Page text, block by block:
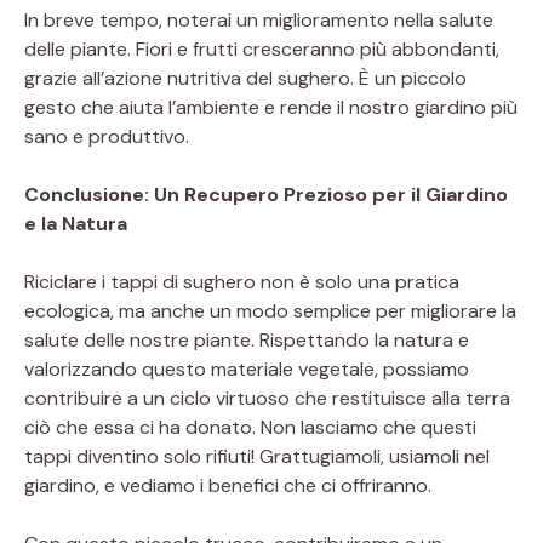
In breve tempo, noterai un miglioramento nella salute
delle piante. Fiori e frutti cresceranno più abbondanti,
grazie all’azione nutritiva del sughero. È un piccolo
gesto che aiuta l’ambiente e rende il nostro giardino più
sano e produttivo.
Conclusione: Un Recupero Prezioso per il Giardino
e la Natura
Riciclare i tappi di sughero non è solo una pratica
ecologica, ma anche un modo semplice per migliorare la
salute delle nostre piante. Rispettando la natura e
valorizzando questo materiale vegetale, possiamo
contribuire a un ciclo virtuoso che restituisce alla terra
ciò che essa ci ha donato. Non lasciamo che questi
tappi diventino solo rifiuti! Grattugiamoli, usiamoli nel
giardino, e vediamo i benefici che ci offriranno.